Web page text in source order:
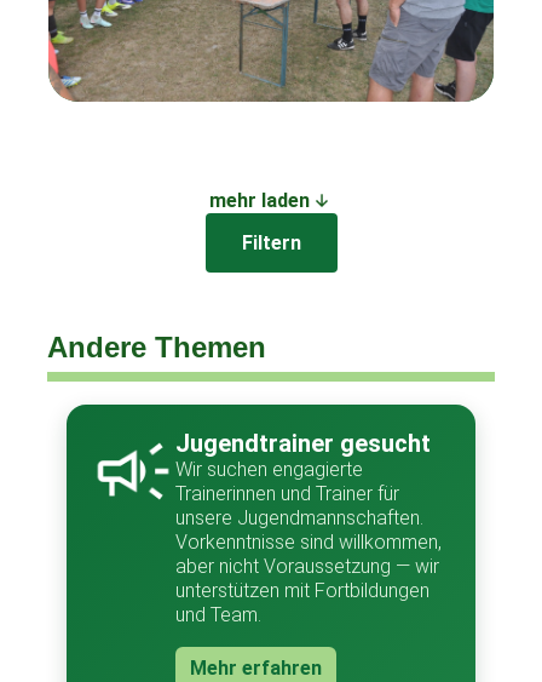
mehr laden
Filtern
Andere Themen
Jugendtrainer gesucht
Wir suchen engagierte
Trainerinnen und Trainer für
unsere Jugendmannschaften.
Vorkenntnisse sind willkommen,
aber nicht Voraussetzung — wir
unterstützen mit Fortbildungen
und Team.
Mehr erfahren